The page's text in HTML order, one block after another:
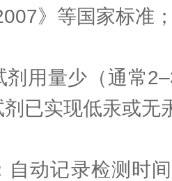
》等国家标准
剂用量少（通常
已实现低汞或无
自动记录检测时